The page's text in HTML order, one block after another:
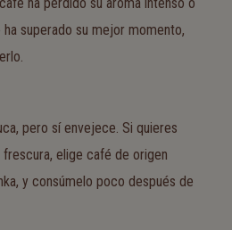
superado su mejor momento,
pero sí envejece. Si quieres
elige café de origen
y consúmelo poco después de